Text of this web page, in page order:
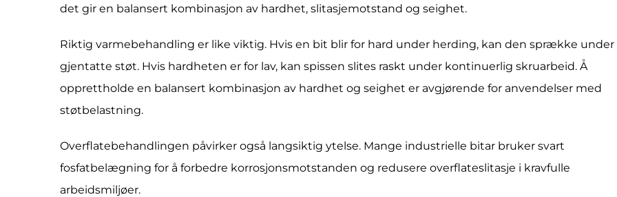
det gir en balansert kombinasjon av hardhet, slitasjemotstand og seighet.
Riktig varmebehandling er like viktig. Hvis en bit blir for hard under herding, kan den sprække under
gjentatte støt. Hvis hardheten er for lav, kan spissen slites raskt under kontinuerlig skruarbeid. Å
opprettholde en balansert kombinasjon av hardhet og seighet er avgjørende for anvendelser med
støtbelastning.
Overflatebehandlingen påvirker også langsiktig ytelse. Mange industrielle bitar bruker svart
fosfatbelægning for å forbedre korrosjonsmotstanden og redusere overflateslitasje i kravfulle
arbeidsmiljøer.